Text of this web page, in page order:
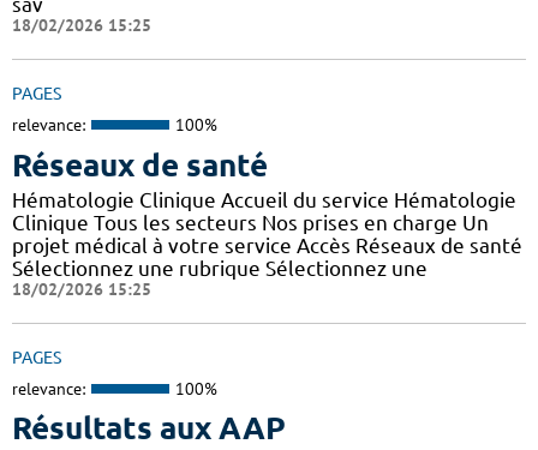
18/02/2026 15:25
PAGES
relevance: 100%
Réseaux de santé
Hématologie Clinique Accueil du service Hématologie
Clinique Tous les secteurs Nos prises en charge Un
projet médical à votre service Accès Réseaux de santé
Sélectionnez une rubrique Sélectionnez une
18/02/2026 15:25
PAGES
relevance: 100%
Résultats aux AAP